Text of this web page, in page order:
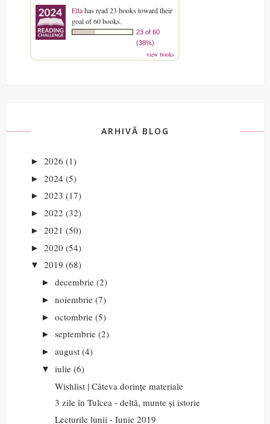
Ellahas read 23 books toward their
goal of 60 books.
23 of 60
(38%)
view books
ARHIVĂ BLOG
► 2026 (1)
► 2024 (5)
► 2023 (17)
► 2022 (32)
► 2021 (50)
► 2020 (54)
▼ 2019 (68)
► decembrie (2)
► noiembrie (7)
► octombrie (5)
► septembrie (2)
► august (4)
▼ iulie (6)
Wishlist | Câteva dorințe materiale
3 zile în Tulcea - deltă, munte și istorie
Lecturile lunii - Iunie 2019